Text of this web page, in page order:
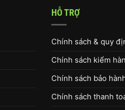
HỖ TRỢ
Chính sách & quy
Chính sách kiểm
Chính sách bảo
Chính sách thanh